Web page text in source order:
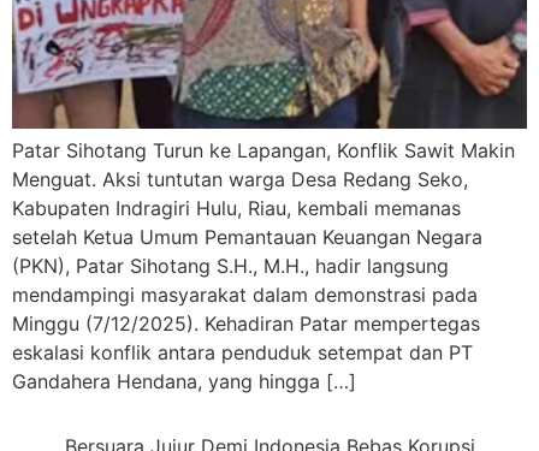
Patar Sihotang Turun ke Lapangan, Konflik Sawit Makin
Menguat. Aksi tuntutan warga Desa Redang Seko,
Kabupaten Indragiri Hulu, Riau, kembali memanas
setelah Ketua Umum Pemantauan Keuangan Negara
(PKN), Patar Sihotang S.H., M.H., hadir langsung
mendampingi masyarakat dalam demonstrasi pada
Minggu (7/12/2025). Kehadiran Patar mempertegas
eskalasi konflik antara penduduk setempat dan PT
Gandahera Hendana, yang hingga […]